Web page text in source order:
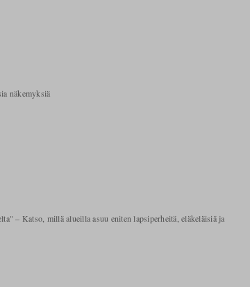
näkemyksiä
– Katso, millä alueilla asuu eniten lapsiperheitä, eläkeläisiä ja